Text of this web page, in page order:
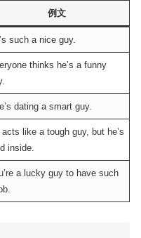
例文
such a nice guy.
thinks he’s a funny
dating a smart guy.
acts like a tough guy, but he’s
inside.
a lucky guy to have such